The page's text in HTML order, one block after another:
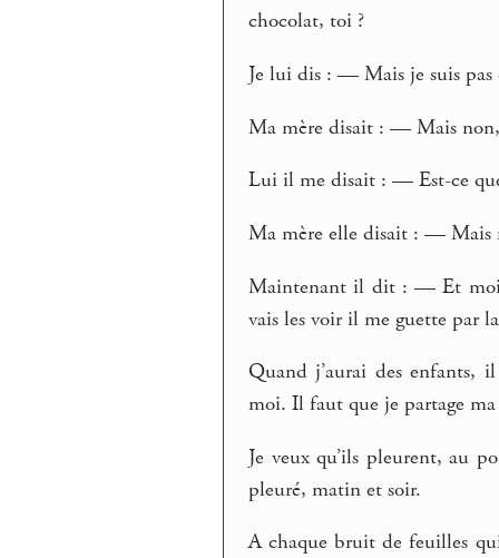
chocolat, toi ?
Je lui dis : — Mais je suis
Ma mère disait : — Mais
Lui il me disait : — Est-ce que
Ma mère elle disait : — Mais
Maintenant il dit : — Et moi,
vais les voir il me guette par
Quand j’aurai des enfants,
moi. Il faut que je partage
Je veux qu’ils pleurent, au
pleuré, matin et soir.
A chaque bruit de feuilles